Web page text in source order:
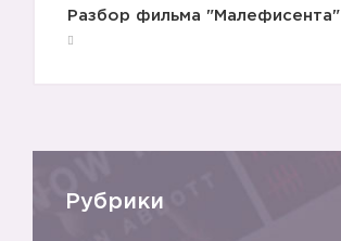
Разбор фильма "Малефисента"
Рубрики